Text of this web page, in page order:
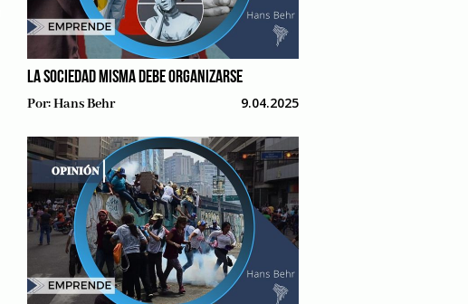
LA SOCIEDAD MISMA DEBE ORGANIZARSE
Por:Hans Behr 9.04.2025